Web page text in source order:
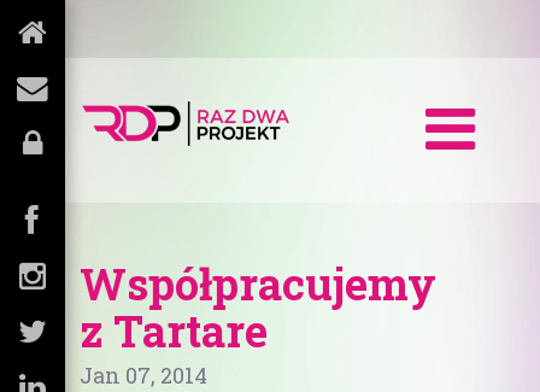
Współpracujemy
z Tartare
Jan 07, 2014